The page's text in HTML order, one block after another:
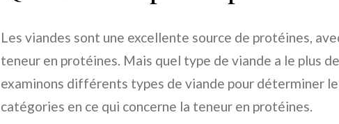
Les viandes sont une excellente source de protéines,
teneur en protéines. Mais quel type de viande a le plus
examinons différents types de viande pour déterminer
catégories en ce qui concerne la teneur en protéines.